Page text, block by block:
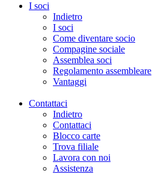
I soci
Indietro
I soci
Come diventare socio
Compagine sociale
Assemblea soci
Regolamento assembleare
Vantaggi
Contattaci
Indietro
Contattaci
Blocco carte
Trova filiale
Lavora con noi
Assistenza